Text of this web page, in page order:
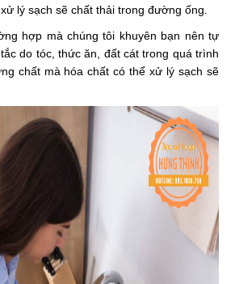
lý sạch sẽ chất thải trong đường ống.
hợp mà chúng tôi khuyên bạn nên tự
do tóc, thức ăn, đất cát trong quá trình
chất mà hóa chất có thể xử lý sạch sẽ